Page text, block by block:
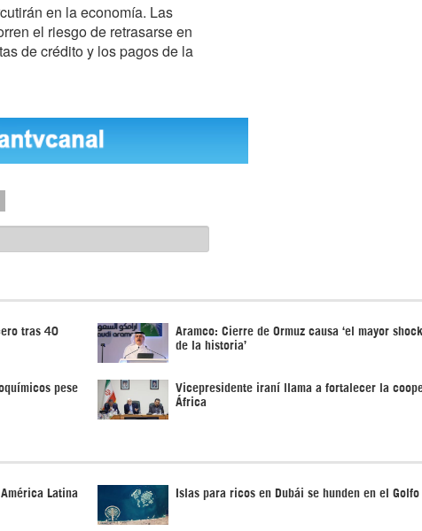
en la economía. Las
el riesgo de retrasarse en
de crédito y los pagos de la
tras 40 Aramco: Cierre de Ormuz causa ‘el mayor
de la historia’
pese Vicepresidente iraní llama a fortalecer la
África
Latina Islas para ricos en Dubái se hunden en el Golfo